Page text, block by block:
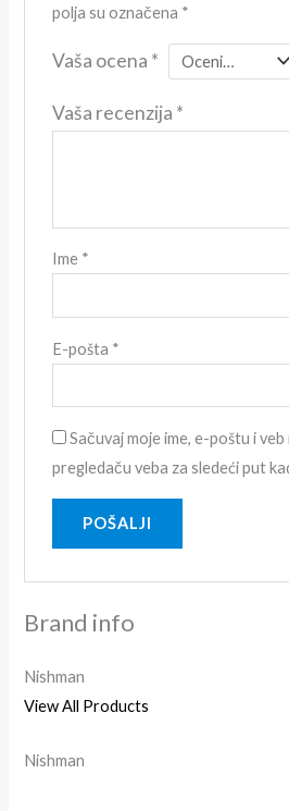
polja su označena *
Vaša ocena *
Vaša recenzija *
Ime *
E-pošta *
Sačuvaj moje ime, e-poštu i
pregledaču veba za sledeći put
Brand info
Nishman
View All Products
Nishman